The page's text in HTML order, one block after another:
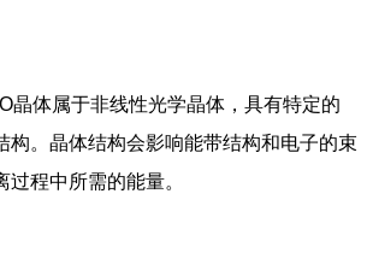
晶体属于非线性光学晶体，具有特定的
构。晶体结构会影响能带结构和电子的束
程中所需的能量。